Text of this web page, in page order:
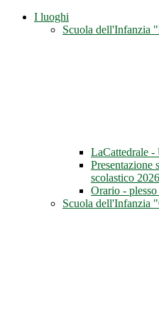
I luoghi
Scuola dell'Infanzia
LaCattedrale -
Presentazione
scolastico
Orario -
Scuola dell'Infanzia